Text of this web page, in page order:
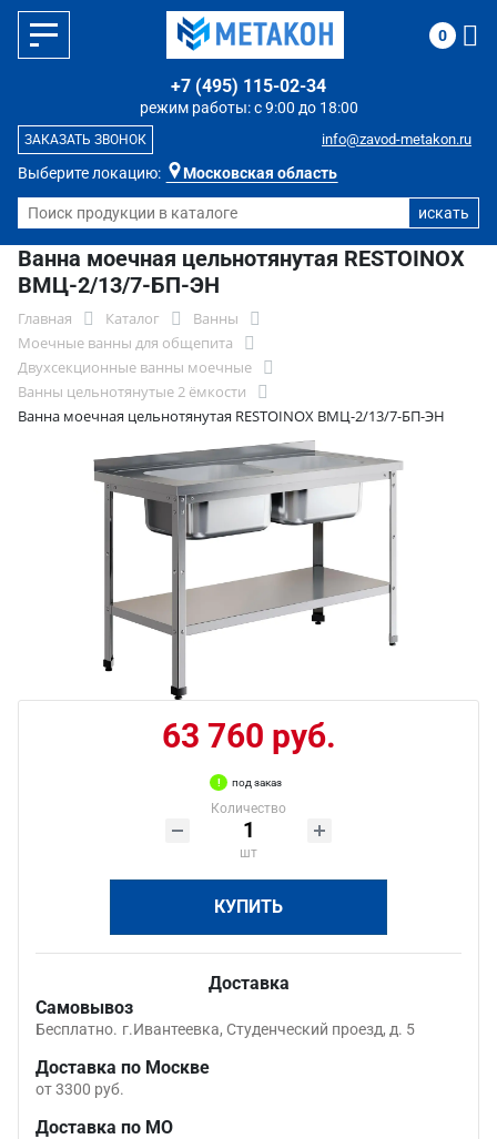
Выберите локацию: Московская область
режим работы: с 9:00 до 18:00
+7 (495) 115-02-34
info@zavod-metakon.ru
ЗАКАЗАТЬ ЗВОНОК
0
Ванна моечная цельнотянутая RESTOINOX
ВМЦ-2/13/7-БП-ЭН
Главная Каталог
Ванны
Моечные ванны для общепита
Двухсекционные ванны моечные
Ванны цельнотянутые 2 ёмкости
Ванна моечная цельнотянутая RESTOINOX ВМЦ-2/13/7-БП-ЭН
63 760 руб.
под заказ
Количество
шт
КУПИТЬ
Доставка
Самовывоз
Бесплатно. г.Ивантеевка, Студенческий проезд, д. 5
Доставка по Москве
от 3300 руб.
Доставка по МО